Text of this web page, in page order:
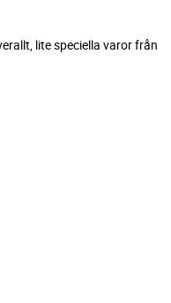
lite speciella varor från